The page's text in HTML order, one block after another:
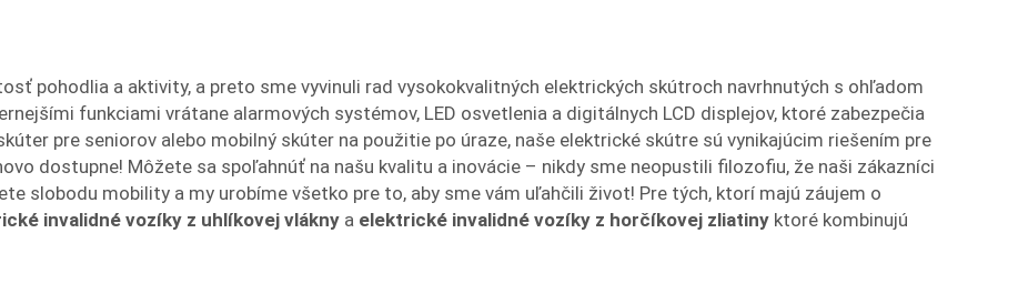
pohodlia a aktivity, a preto sme vyvinuli rad vysokokvalitných elektrických skútroch navrhnutých s ohľadom
funkciami vrátane alarmových systémov, LED osvetlenia a digitálnych LCD displejov, ktoré zabezpečia
pre seniorov alebo mobilný skúter na použitie po úraze, naše elektrické skútre sú vynikajúcim riešením pre
dostupne! Môžete sa spoľahnúť na našu kvalitu a inovácie – nikdy sme neopustili filozofiu, že naši zákazníci
slobodu mobility a my urobíme všetko pre to, aby sme vám uľahčili život! Pre tých, ktorí majú záujem o
invalidné vozíky z uhlíkovej vlákny a elektrické invalidné vozíky z horčíkovej zliatiny ktoré kombinujú